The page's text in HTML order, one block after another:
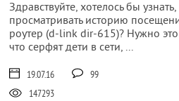
Здравствуйте, хотелось бы
просматривать историю
роутер (d-link dir-615)? Нужно это
что серфят дети в сети, ...
19.07.16
99
147293